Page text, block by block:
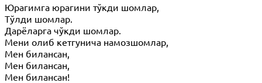
Юрагимга юрагини тўкди шомлар,
Тўлди шомлар.
Дарёларга чўкди шомлар.
Мени олиб кетгунича намозшомлар,
Мен билансан,
Мен билансан,
Мен билансан!